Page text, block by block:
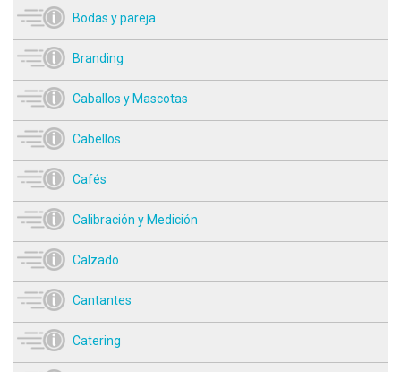
Bodas y pareja
Branding
Caballos y Mascotas
Cabellos
Cafés
Calibración y Medición
Calzado
Cantantes
Catering